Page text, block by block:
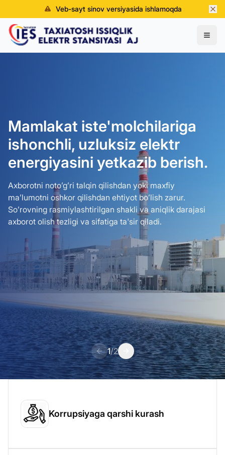
Veb-sayt sinov versiyasida ishlamoqda
Mamlakat iste'molchilariga
ishonchli, uzluksiz elektr
energiyasini yetkazib berish.
Axborotni noto’g’ri talqin qilishdan yoki maxfiy
ma’lumotni oshkor qilishdan ehtiyot bo’lish zarur.
So’rovning rasmiylashtirilgan shakli va aniqlik darajasi
axborot olish tezligi va sifatiga ta'sir qiladi.
1/2
Korrupsiyaga qarshi kurash